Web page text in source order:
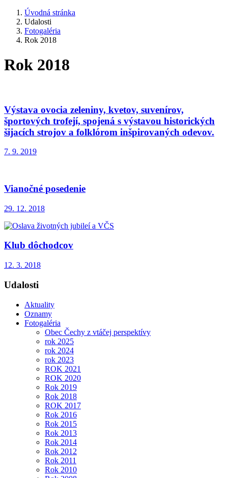
Úvodná stránka
Udalosti
Fotogaléria
Rok 2018
Rok 2018
Výstava ovocia zeleniny, kvetov, suvenírov,
športových trofejí, spojená s výstavou historických
šijacích strojov a folklórom inšpirovaných odevov.
7. 9. 2019
Vianočné posedenie
29. 12. 2018
Klub dôchodcov
12. 3. 2018
Udalosti
Aktuality
Oznamy
Fotogaléria
Obec Čechy z vtáčej perspektívy
rok 2025
rok 2024
rok 2023
ROK 2021
ROK 2020
Rok 2019
Rok 2018
ROK 2017
Rok 2016
Rok 2015
Rok 2013
Rok 2014
Rok 2012
Rok 2011
Rok 2010